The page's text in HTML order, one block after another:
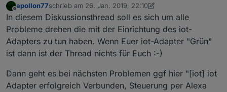
Offline
apollon77schrieb am 26. Jan. 2019, 22:10
zuletzt editiert von eric29052. Okt. 2019, 05:22
In diesem Diskussionsthread soll es sich um alle
Probleme drehen die mit der Einrichtung des iot-
Adapters zu tun haben. Wenn Euer iot-Adapter "Grün"
ist dann ist der Thread nichts für Euch :-)
Dann geht es bei nächsten Problemen ggf hier "[iot] iot
Adapter erfolgreich Verbunden, Steuerung per Alexa